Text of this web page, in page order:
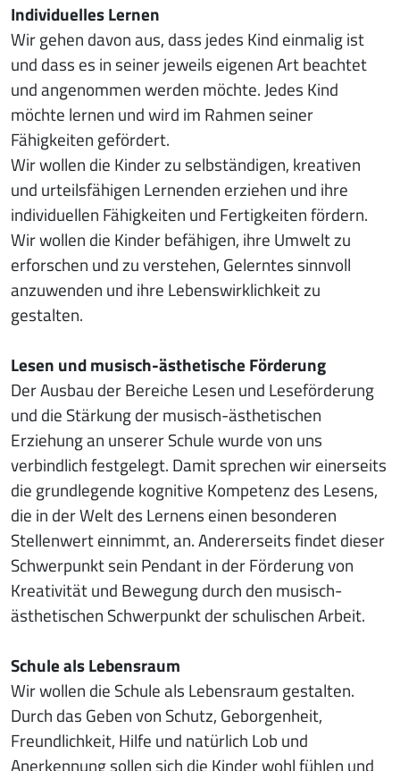
Individuelles Lernen
Wir gehen davon aus, dass jedes Kind einmalig ist
und dass es in seiner jeweils eigenen Art beachtet
und angenommen werden möchte. Jedes Kind
möchte lernen und wird im Rahmen seiner
Fähigkeiten gefördert.
Wir wollen die Kinder zu selbständigen, kreativen
und urteilsfähigen Lernenden erziehen und ihre
individuellen Fähigkeiten und Fertigkeiten fördern.
Wir wollen die Kinder befähigen, ihre Umwelt zu
erforschen und zu verstehen, Gelerntes sinnvoll
anzuwenden und ihre Lebenswirklichkeit zu
gestalten.
Lesen und musisch-ästhetische Förderung
Der Ausbau der Bereiche Lesen und Leseförderung
und die Stärkung der musisch-ästhetischen
Erziehung an unserer Schule wurde von uns
verbindlich festgelegt. Damit sprechen wir einerseits
die grundlegende kognitive Kompetenz des Lesens,
die in der Welt des Lernens einen besonderen
Stellenwert einnimmt, an. Andererseits findet dieser
Schwerpunkt sein Pendant in der Förderung von
Kreativität und Bewegung durch den musisch-
ästhetischen Schwerpunkt der schulischen Arbeit.
Schule als Lebensraum
Wir wollen die Schule als Lebensraum gestalten.
Durch das Geben von Schutz, Geborgenheit,
Freundlichkeit, Hilfe und natürlich Lob und
Anerkennung sollen sich die Kinder wohl fühlen und